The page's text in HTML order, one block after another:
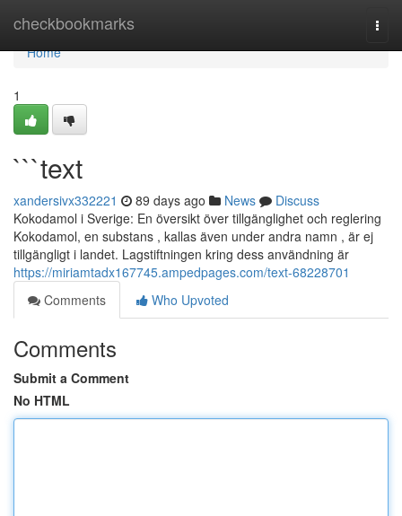
checkbookmarks
Home
Home
1
```text
xandersivx332221 89 days ago News
Discuss
Kokodamol i Sverige: En översikt över tillgänglighet och reglering
Kokodamol, en substans , kallas även under andra namn , är ej
tillgängligt i landet. Lagstiftningen kring dess användning är
https://miriamtadx167745.ampedpages.com/text-68228701
Comments
Who Upvoted
Comments
Submit a Comment
No HTML